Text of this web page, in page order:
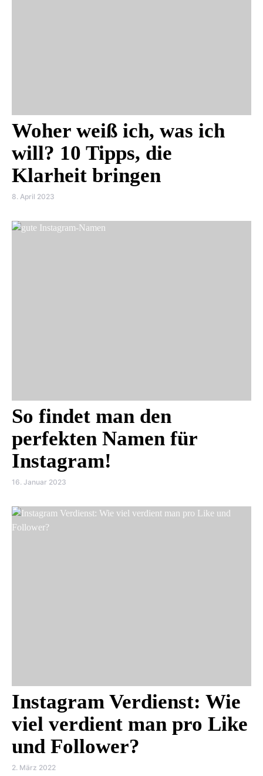
Woher weiß ich, was ich
will? 10 Tipps, die
Klarheit bringen
8. April 2023
So findet man den
perfekten Namen für
Instagram!
16. Januar 2023
Instagram Verdienst: Wie
viel verdient man pro Like
und Follower?
2. März 2022